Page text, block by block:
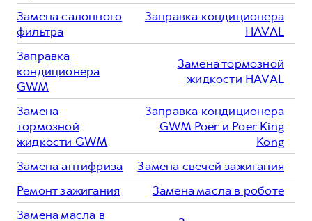
Замена салонного
фильтра
Заправка кондиционера
HAVAL
Заправка
кондиционера
GWM
Замена тормозной
жидкости HAVAL
Замена
тормозной
жидкости GWM
Заправка кондиционера
GWM Poer и Poer King
Kong
Замена антифриза
Замена свечей зажигания
Ремонт зажигания
Замена масла в роботе
Замена масла в